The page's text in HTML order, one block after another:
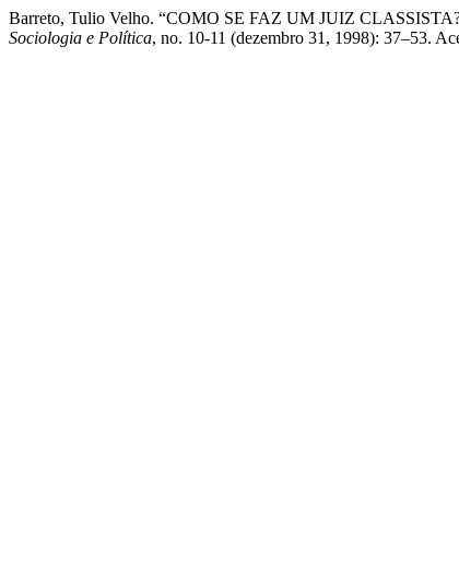
Barreto, Tulio Velho. “COMO SE FAZ UM JUIZ
Sociologia e Política, no. 10-11 (dezembro 31, 1998): 37–53.